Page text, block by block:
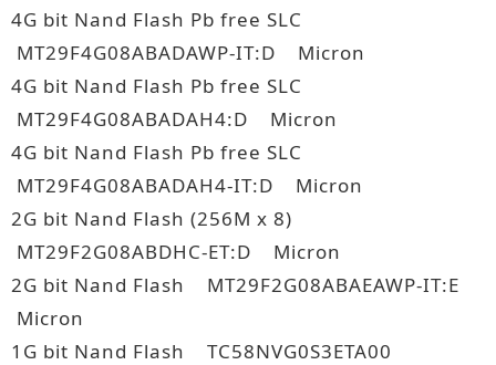
4G bit Nand Flash Pb free SLC
MT29F4G08ABADAWP-IT:D Micron
4G bit Nand Flash Pb free SLC
MT29F4G08ABADAH4:D Micron
4G bit Nand Flash Pb free SLC
MT29F4G08ABADAH4-IT:D Micron
2G bit Nand Flash (256M x 8)
MT29F2G08ABDHC-ET:D Micron
2G bit Nand Flash MT29F2G08ABAEAWP-IT:E
Micron
1G bit Nand Flash TC58NVG0S3ETA00